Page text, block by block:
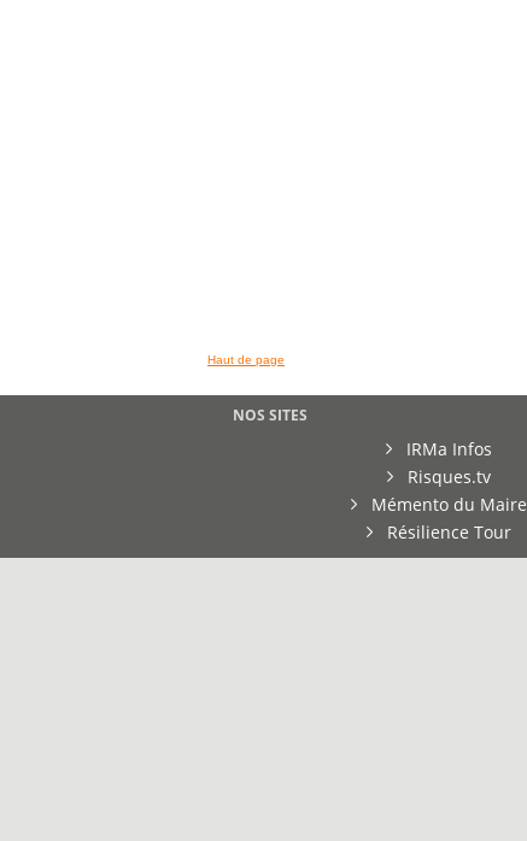
Haut de page
NOS SITES
IRMa Infos
Risques.tv
Mémento du Maire
Résilience Tour